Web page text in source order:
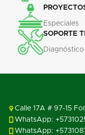
Especiales
SOPORTE
Calle 17A # 97-15
WhatsApp:
WhatsApp: